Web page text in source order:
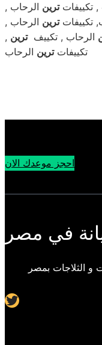
, تكييفاتترين الرحاب ,
تكييفاتترين الرحاب ,
الرحاب , تكييفترين ,
تكييفاتترين
احجز موعدك الان
في مصر
و الثلاجات بمصر
Twitter